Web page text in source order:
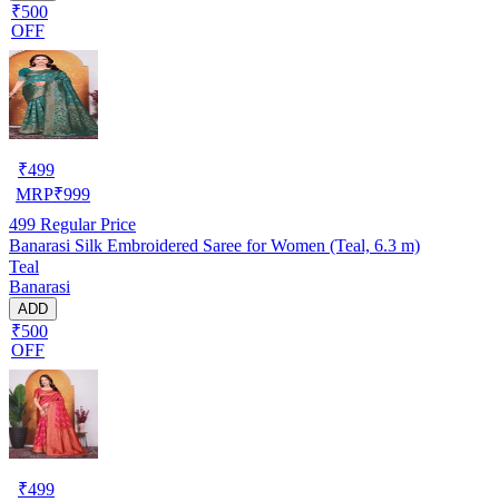
₹500
OFF
₹499
MRP₹999
499 Regular Price
Banarasi Silk Embroidered Saree for Women (Teal, 6.3 m)
Teal
Banarasi
ADD
₹500
OFF
₹499